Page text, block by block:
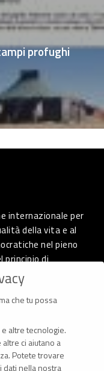
profughi
internazionale per
della vita e al
nel pieno
principio di
che tu possa
altre tecnologie.
ci aiutano a
Potete trovare
dati nella nostra